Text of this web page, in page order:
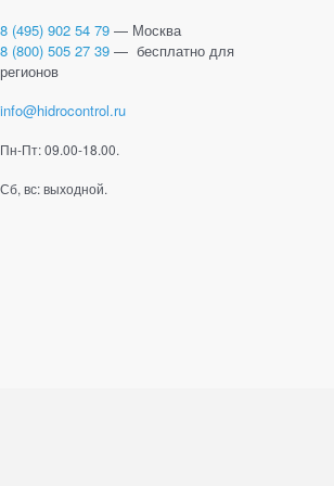
8 (495) 902 54 79 — Москва
8 (800) 505 27 39 — бесплатно для
регионов
info@hidrocontrol.ru
Пн-Пт: 09.00-18.00.
Сб, вс: выходной.